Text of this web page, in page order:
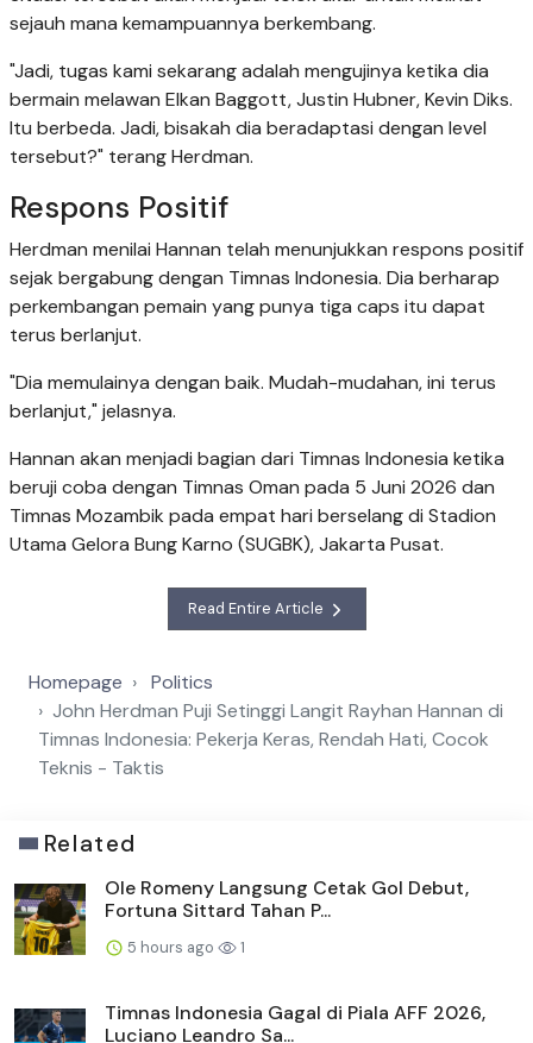
sejauh mana kemampuannya berkembang.
"Jadi, tugas kami sekarang adalah mengujinya ketika dia
bermain melawan Elkan Baggott, Justin Hubner, Kevin Diks.
Itu berbeda. Jadi, bisakah dia beradaptasi dengan level
tersebut?" terang Herdman.
Respons Positif
Herdman menilai Hannan telah menunjukkan respons positif
sejak bergabung dengan Timnas Indonesia. Dia berharap
perkembangan pemain yang punya tiga caps itu dapat
terus berlanjut.
"Dia memulainya dengan baik. Mudah-mudahan, ini terus
berlanjut," jelasnya.
Hannan akan menjadi bagian dari Timnas Indonesia ketika
beruji coba dengan Timnas Oman pada 5 Juni 2026 dan
Timnas Mozambik pada empat hari berselang di Stadion
Utama Gelora Bung Karno (SUGBK), Jakarta Pusat.
Read Entire Article
Homepage
Politics
John Herdman Puji Setinggi Langit Rayhan Hannan di
Timnas Indonesia: Pekerja Keras, Rendah Hati, Cocok
Teknis - Taktis
Related
Ole Romeny Langsung Cetak Gol Debut,
Fortuna Sittard Tahan P...
5 hours ago 1
Timnas Indonesia Gagal di Piala AFF 2026,
Luciano Leandro Sa...